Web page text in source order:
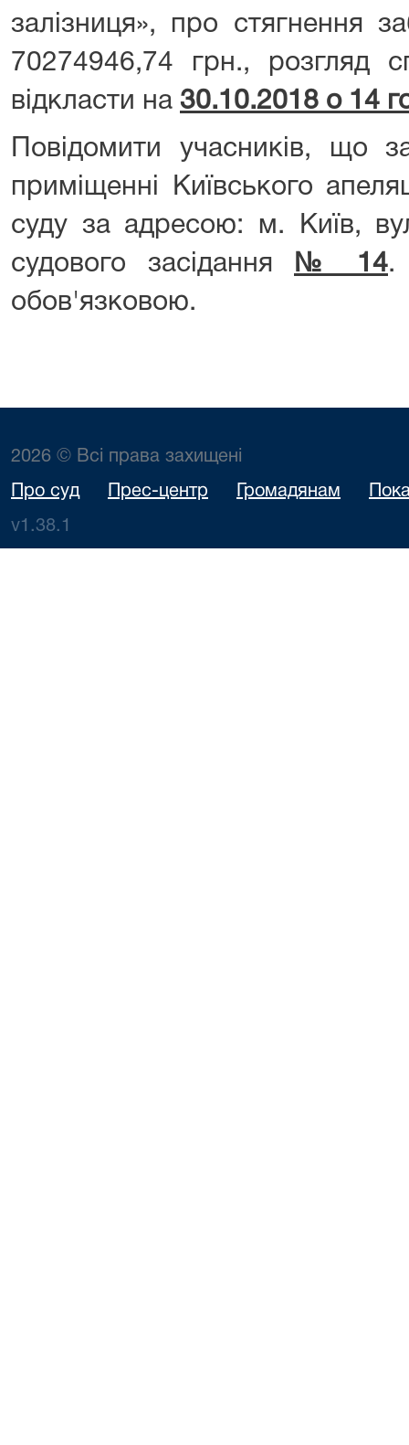
залізниця», про стягнення
70274946,74 грн.,
відкласти на 30.10.2018 о 14
Повідомити учасників, що
приміщенні Київського
суду за адресою: м. Київ,
судового засідання
№ 14.
обов'язковою.
2026 © Всі права захищені
Про суд Прес-центр Громадянам
v1.38.1